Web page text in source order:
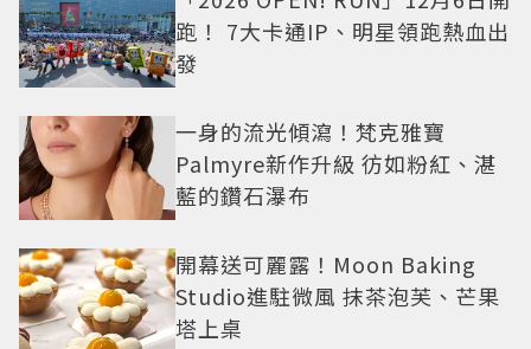
跑！ 7大卡通IP、明星領跑熱血出
發
一身的流光傾瀉！梵克雅寶
Palmyre新作升級 彷如粉紅、湛
藍的鑽石瀑布
開幕送可麗露！Moon Baking
Studio進駐微風 抹茶泡芙、芒果
塔上桌